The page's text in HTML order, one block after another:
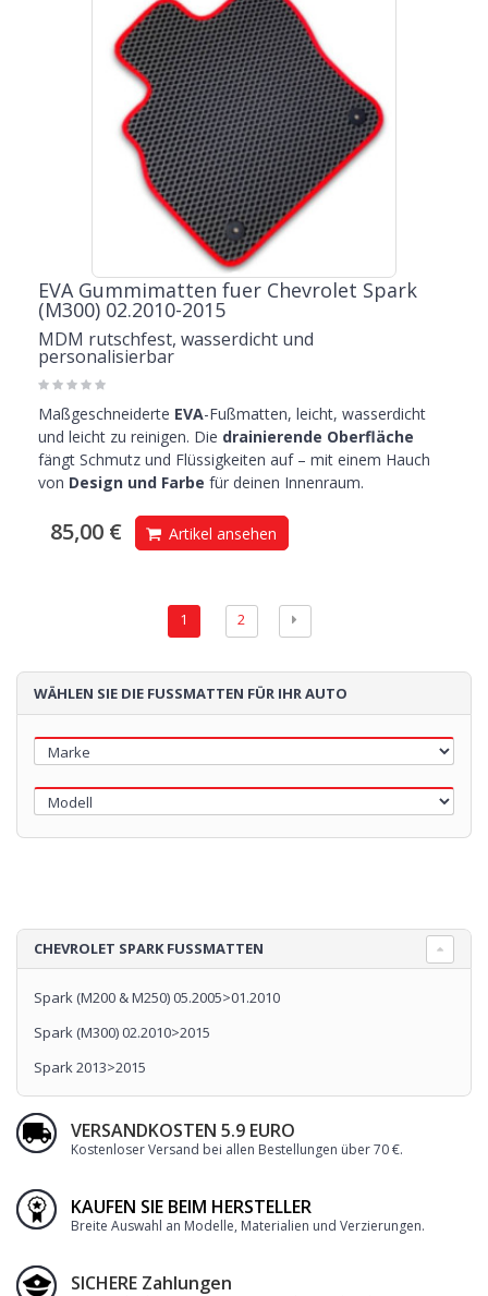
EVA Gummimatten fuer Chevrolet Spark
(M300) 02.2010-2015
MDM rutschfest, wasserdicht und
personalisierbar
Maßgeschneiderte EVA-Fußmatten, leicht, wasserdicht
und leicht zu reinigen. Die drainierende Oberfläche
fängt Schmutz und Flüssigkeiten auf – mit einem Hauch
von Design und Farbe für deinen Innenraum.
85,00 € Artikel ansehen
1 2
WÄHLEN SIE DIE FUSSMATTEN FÜR IHR AUTO
CHEVROLET SPARK FUSSMATTEN
Spark (M200 & M250) 05.2005>01.2010
Spark (M300) 02.2010>2015
Spark 2013>2015
VERSANDKOSTEN 5.9 EURO
Kostenloser Versand bei allen Bestellungen über 70 €.
KAUFEN SIE BEIM HERSTELLER
Breite Auswahl an Modelle, Materialien und Verzierungen.
SICHERE Zahlungen